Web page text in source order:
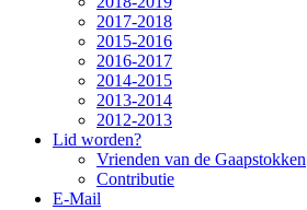
2017-2018
2015-2016
2016-2017
2014-2015
2013-2014
2012-2013
Lid worden?
Vrienden van de Gaapstokken
Contributie
E-Mail